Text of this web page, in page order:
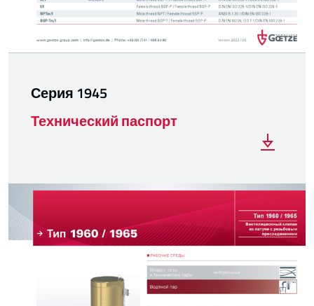
Серия 1945
Технический паспорт